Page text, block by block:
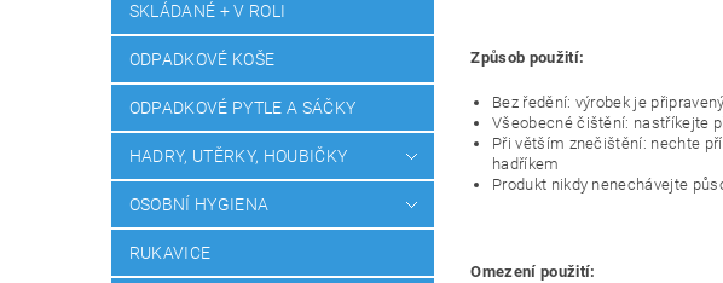
SKLÁDANÉ + V ROLI
ODPADKOVÉ KOŠE
ODPADKOVÉ PYTLE A SÁČKY
HADRY, UTĚRKY, HOUBIČKY
OSOBNÍ HYGIENA
RUKAVICE
Způsob použití:
Bez ředění: výrobek je
Všeobecné čištění: nastříkejte
Při větším znečištění: nechte
hadříkem
Produkt nikdy nenechávejte
Omezení použití: